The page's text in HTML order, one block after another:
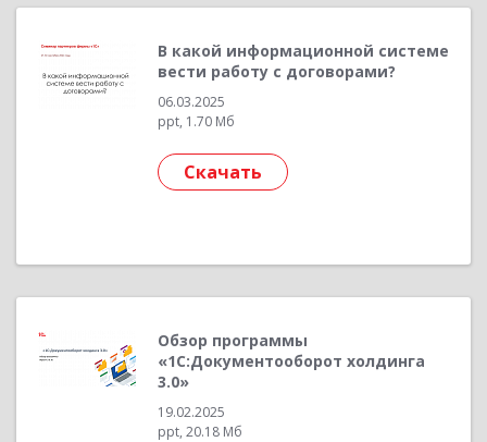
В какой информационной системе
вести работу с договорами?
06.03.2025
ppt, 1.70 Мб
Скачать
Обзор программы
«1С:Документооборот холдинга
3.0»
19.02.2025
ppt, 20.18 Мб